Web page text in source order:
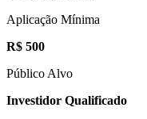
Aplicação Mínima
R$ 500
Público Alvo
Investidor Qualificado